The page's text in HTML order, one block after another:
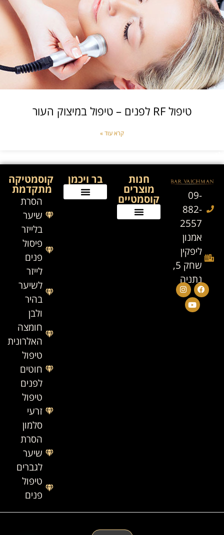
טיפול RF לפנים – טיפול במיצוק העור
קרא עוד »
09-
882-
2557
אמנון
ליפקין
שחק 5,
נתניה
חנות
מוצרים
קוסמטיים
בר ויכמן קוסמטיקה
מתקדמת
הסרת
שיער
בלייזר
פיסול
פנים
לייזר
לשיער
בהיר
ולבן
חומצה
האלרונית
טיפול
חוטים
לפנים
טיפול
זרעי
סלמון
הסרת
שיער
לגברים
טיפול
פנים